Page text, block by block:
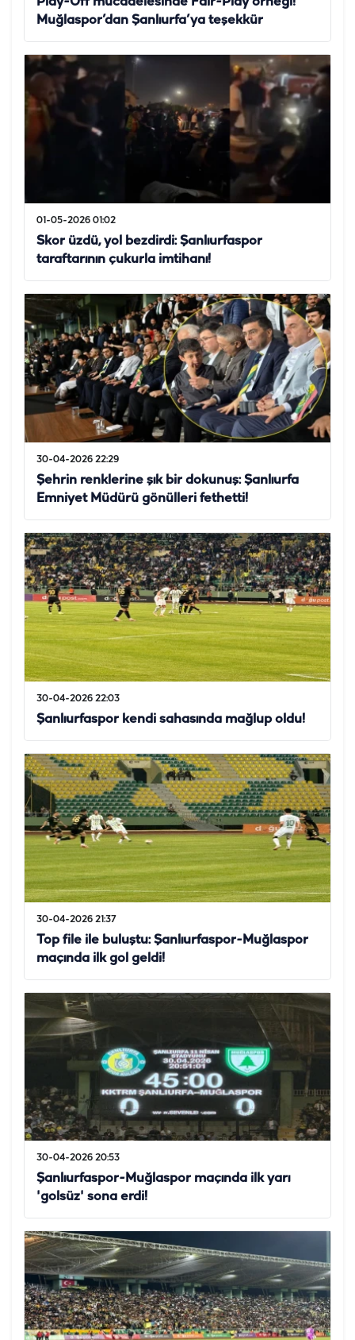
Muğlaspor’dan Şanlıurfa’ya teşekkür
01-05-2026 01:02
Skor üzdü, yol bezdirdi: Şanlıurfaspor
taraftarının çukurla imtihanı!
30-04-2026 22:29
Şehrin renklerine şık bir dokunuş: Şanlıurfa
Emniyet Müdürü gönülleri fethetti!
30-04-2026 22:03
Şanlıurfaspor kendi sahasında mağlup oldu!
30-04-2026 21:37
Top file ile buluştu: Şanlıurfaspor-Muğlaspor
maçında ilk gol geldi!
30-04-2026 20:53
Şanlıurfaspor-Muğlaspor maçında ilk yarı
'golsüz' sona erdi!